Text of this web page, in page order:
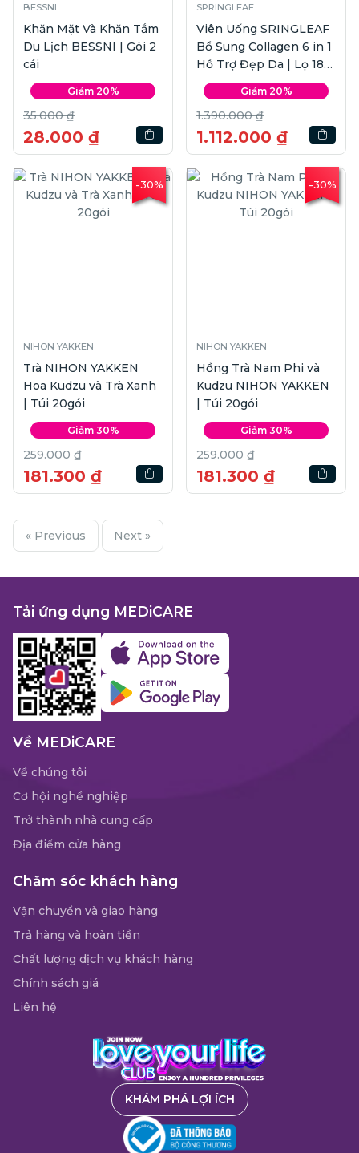
BESSNI
Khăn Mặt Và Khăn Tắm
Du Lịch BESSNI | Gói 2
cái
Giảm 20%
35.000 ₫
28.000 ₫
SPRINGLEAF
Viên Uống SRINGLEAF
Bổ Sung Collagen 6 in 1
Hỗ Trợ Đẹp Da | Lọ 180
viên
Giảm 20%
1.390.000 ₫
1.112.000 ₫
-30%
NIHON YAKKEN
Trà NIHON YAKKEN
Hoa Kudzu và Trà Xanh
| Túi 20gói
Giảm 30%
259.000 ₫
181.300 ₫
-30%
NIHON YAKKEN
Hồng Trà Nam Phi và
Kudzu NIHON YAKKEN
| Túi 20gói
Giảm 30%
259.000 ₫
181.300 ₫
« Previous Next »
Tải ứng dụng MEDiCARE
Về MEDiCARE
Về chúng tôi
Cơ hội nghề nghiệp
Trở thành nhà cung cấp
Địa điểm cửa hàng
Chăm sóc khách hàng
Vận chuyển và giao hàng
Trả hàng và hoàn tiền
Chất lượng dịch vụ khách hàng
Chính sách giá
Liên hệ
KHÁM PHÁ LỢI ÍCH